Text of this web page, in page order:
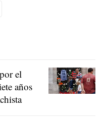
el
años